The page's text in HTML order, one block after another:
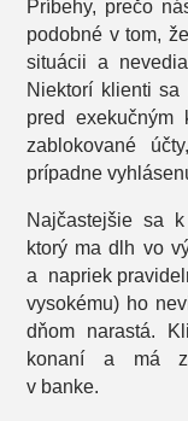
Príbehy, prečo
podobné v tom,
situácii a
Niektorí klienti sa
pred exekučným
zablokované
prípadne
Najčastejšie sa
ktorý ma dlh vo
a napriek
vysokému) ho
dňom narastá.
konaní a má
v banke.